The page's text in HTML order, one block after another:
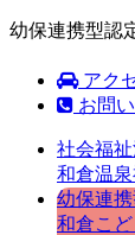
幼保連携型認
アク
お問
社会福祉
和倉温
幼保連
和倉こど